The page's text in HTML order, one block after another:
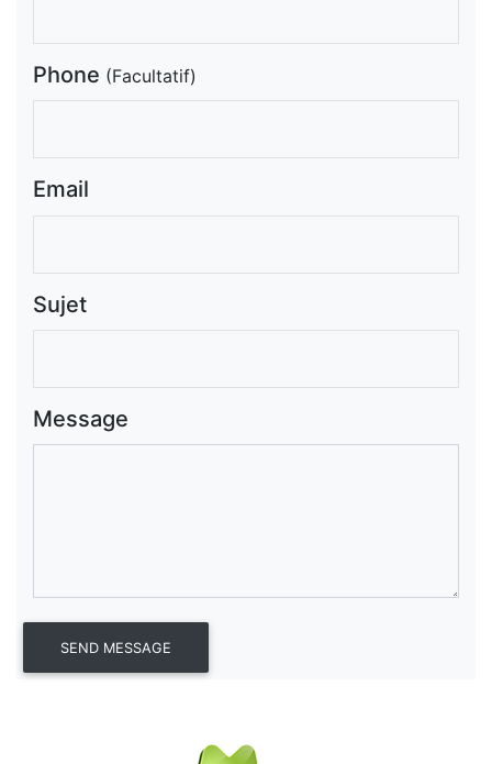
Phone (Facultatif)
Email
Sujet
Message